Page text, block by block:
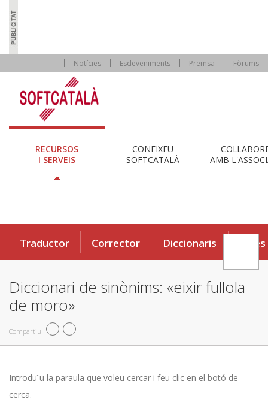
Notícies Esdeveniments Premsa Fòrums
RECURSOS
I SERVEIS
CONEIXEU
SOFTCATALÀ
AMB
Traductor Corrector Diccionaris Eines
Diccionari de sinònims: «eixir fullola
de moro»
Compartiu
Introduïu la paraula que voleu cercar i feu clic en el botó de
cerca.